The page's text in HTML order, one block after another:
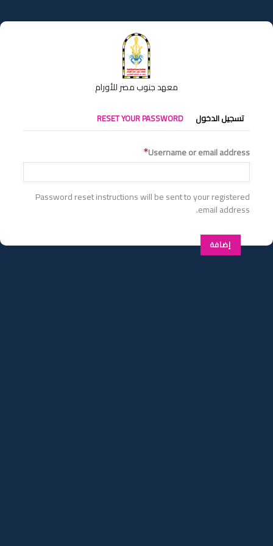
إلى
المحتوى
معهد جنوب مصر للأورام
التبويبات
الأساسية
تسجيل الدخول RESET YOUR PASSWORD
Username or email address
Password reset instructions will be sent to your registered
email address.